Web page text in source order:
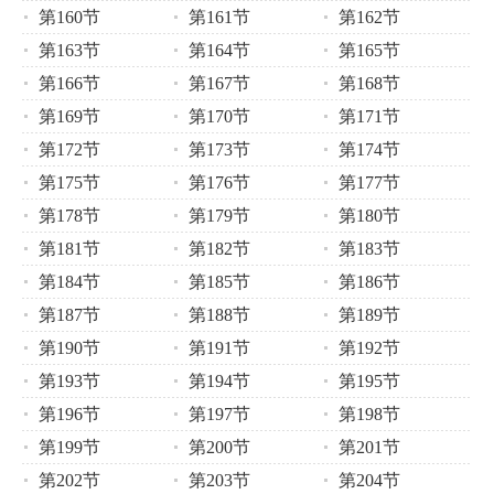
第160节 第161节
第162节
第163节
第164节
第165节
第166节
第167节
第168节
第169节
第170节
第171节
第172节
第173节
第174节
第175节
第176节
第177节
第178节
第179节
第180节
第181节
第182节
第183节
第184节
第185节
第186节
第187节
第188节
第189节
第190节
第191节
第192节
第193节
第194节
第195节
第196节
第197节
第198节
第199节
第200节
第201节
第202节
第203节 第204节